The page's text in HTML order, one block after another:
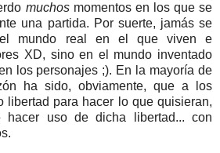
muchosmomentos en los que se
una partida. Por suerte, jamás se
mundo real en el que viven e
XD, sino en el mundo inventado
los personajes ;). En la mayoría de
ha sido, obviamente, que a los
libertad para hacer lo que quisieran,
uso de dicha libertad... con